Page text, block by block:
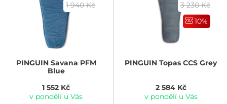
1 940 Kč
PINGUINSavana PFM
Blue
1 552 Kč
v pondělí u Vás
3 230 Kč
10%
PINGUIN Topas CCS Grey
2 584 Kč
v pondělí u Vás